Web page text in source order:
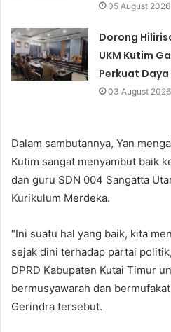
05 August 2026
Dorong
UKM Kutim
Perkuat Daya
03 August 2026
Dalam sambutannya, Yan
Kutim sangat menyambut baik
dan guru SDN 004 Sangatta
Kurikulum Merdeka.
“Ini suatu hal yang baik, kita
sejak dini terhadap partai
DPRD Kabupaten Kutai Timur
bermusyawarah dan
Gerindra tersebut.